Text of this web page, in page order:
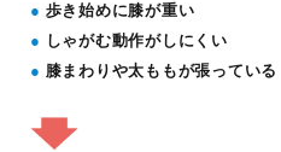
● 歩き始めに膝が重い
● しゃがむ動作がしにくい
● 膝まわりや太ももが張っている